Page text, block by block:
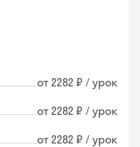
от 2282 ₽ / урок
от 2282 ₽ / урок
от 2282 ₽ / урок